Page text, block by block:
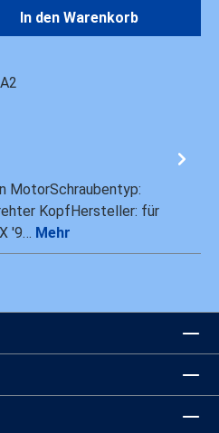
den gewünschten
In den Warenkorb
MotorSchraubentyp:
KopfHersteller: für
'9… Mehr